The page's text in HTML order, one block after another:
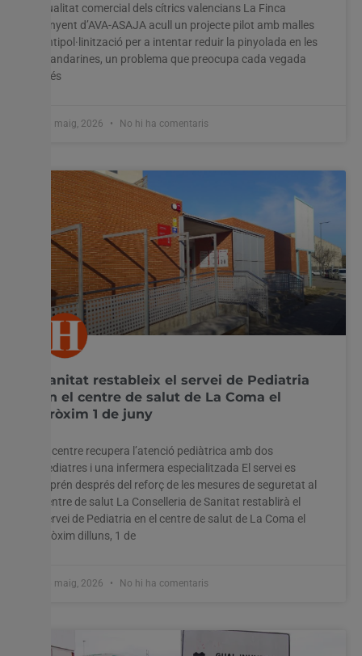
qualitat comercial dels cítrics valencians La Finca
Sinyent d’AVA-ASAJA acull un projecte pilot amb malles
antipol·linització per a intentar reduir la pinyolada en les
mandarines, un problema que preocupa cada vegada
més
26 maig, 2026 No hi ha comentaris
Sanitat restableix el servei de Pediatria
en el centre de salut de La Coma el
pròxim 1 de juny
El centre recupera l’atenció pediàtrica amb dos
pediatres i una infermera especialitzada El servei es
reprén després del reforç de les mesures de seguretat al
centre de salut La Conselleria de Sanitat restablirà el
servei de Pediatria en el centre de salut de La Coma el
pròxim dilluns, 1 de
26 maig, 2026 No hi ha comentaris
Utilitzem cookies al nostre lloc web per oferir-vos
l'experiència més rellevant recordant les vostres preferències
i visites repetides. En fer clic a "Acceptar-ho tot", accepteu
l'ús de TOTES les cookies. Tanmateix, podeu visitar
"Configuració de les galetes" per proporcionar un
Configuració cookies Accepta tot